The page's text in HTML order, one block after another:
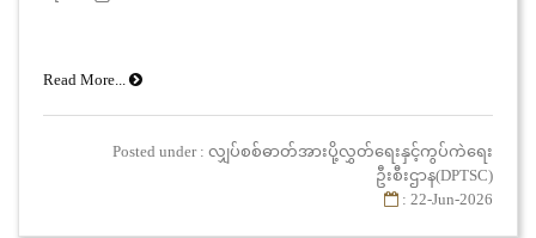
Read More...
Posted under : လျှပ်စစ်ဓာတ်အားပို့လွှတ်ရေးနှင့်ကွပ်ကဲရေး
ဦးစီးဌာန(DPTSC)
: 22-Jun-2026